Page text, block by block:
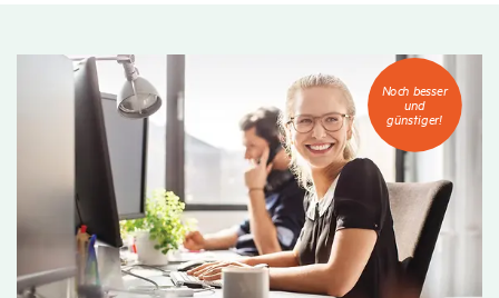
Noch
besser
und
günstiger!
Noch besser
und
günstiger!